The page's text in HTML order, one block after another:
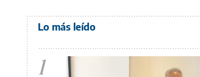
Lo más leído
1